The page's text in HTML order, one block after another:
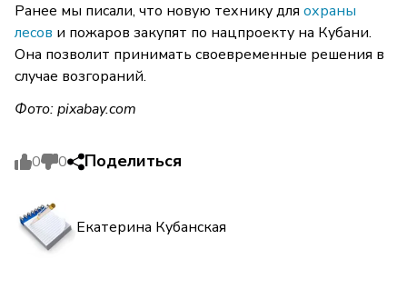
Ранее мы писали, что новую технику для охраны
лесов и пожаров закупят по нацпроекту на Кубани.
Она позволит принимать своевременные решения в
случае возгораний.
Фото: pixabay.com
0 0 Поделиться
Екатерина Кубанская